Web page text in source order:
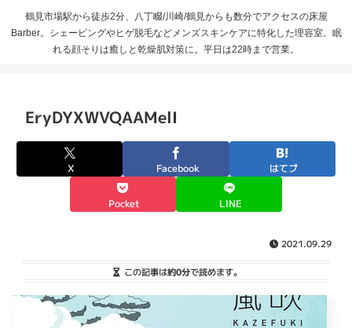
鶴見市場駅から徒歩2分、八丁畷/川崎/鶴見からも数分でアクセスの床屋
Barber。シェービングやヒゲ脱毛などメンズスキンケアに特化した理容室。眠
れる顔そりは癒しと乾燥肌対策に。平日は22時まで営業。
EryDYXWVQAAMelI
X Facebook はてブ
Pocket LINE
2021.09.29
この記事は約0分で読めます。